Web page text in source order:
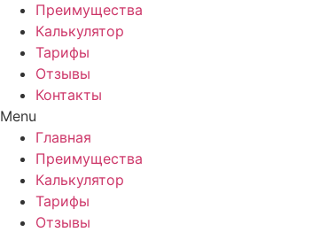
Преимущества
Калькулятор
Тарифы
Отзывы
Контакты
Menu
Главная
Преимущества
Калькулятор
Тарифы
Отзывы